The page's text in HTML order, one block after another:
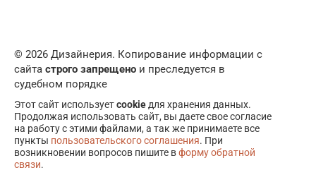
© 2026 Дизайнерия. Копирование информации с
сайта строго запрещено и преследуется в
судебном порядке
Этот сайт используетcookie для хранения данных.
Продолжая использовать сайт, вы даете свое согласие
на работу с этими файлами, а так же принимаете все
пункты пользовательского соглашения. При
возникновении вопросов пишите вформу обратной
связи.